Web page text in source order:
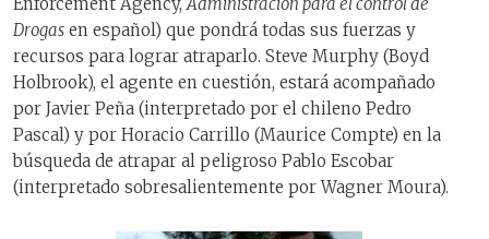
Drogas en español) que pondrá todas sus fuerzas y
recursos para lograr atraparlo. Steve Murphy (Boyd
Holbrook), el agente en cuestión, estará acompañado
por Javier Peña (interpretado por el chileno Pedro
Pascal) y por Horacio Carrillo (Maurice Compte) en la
búsqueda de atrapar al peligroso Pablo Escobar
(interpretado sobresalientemente por Wagner Moura).